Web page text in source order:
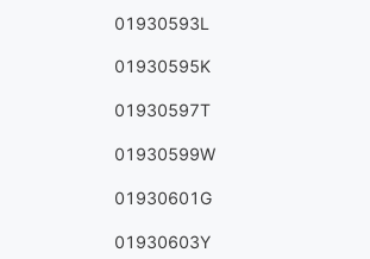
01930593L
01930595K
01930597T
01930599W
01930601G
01930603Y